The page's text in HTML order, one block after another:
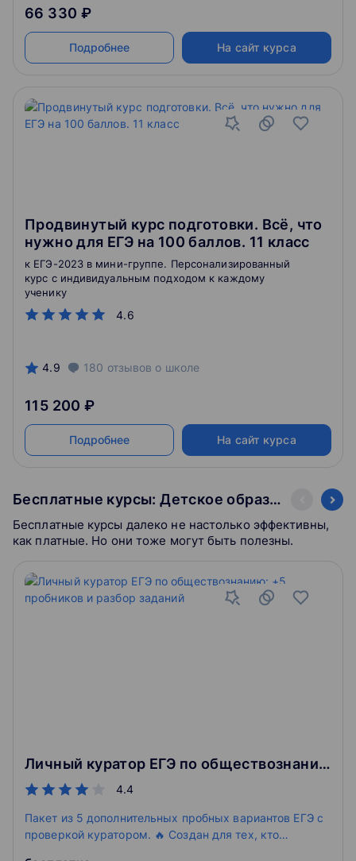
66 330 ₽
Подробнее На сайт курса
Продвинутый курс подготовки. Всё, что
нужно для ЕГЭ на 100 баллов. 11 класс
4.6
к ЕГЭ-2023 в мини-группе. Персонализированный
курс с индивидуальным подходом к каждому
ученику
4.9 180 отзывов о школе
115 200 ₽
Подробнее На сайт курса
Бесплатные курсы: Детское образование
Бесплатные курсы далеко не настолько эффективны,
как платные. Но они тоже могут быть полезны.
Личный куратор ЕГЭ по обществознанию: +5 пробников и разбор заданий
4.4
Пакет из 5 дополнительных пробных вариантов ЕГЭ с
проверкой куратором. 🔥 Создан для тех, кто